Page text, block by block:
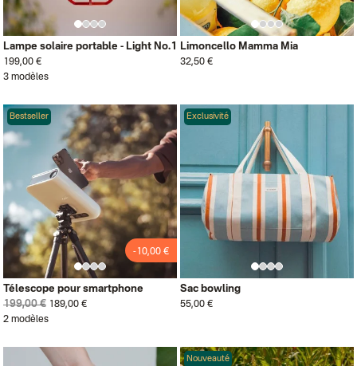
Lampe solaire portable - Light No.1
199,00 €
3 modèles
Limoncello Mamma Mia
32,50 €
Bestseller
-10,00 €
Télescope pour smartphone
199,00 € 189,00 €
2 modèles
Exclusivité
Sac bowling
55,00 €
Nouveauté